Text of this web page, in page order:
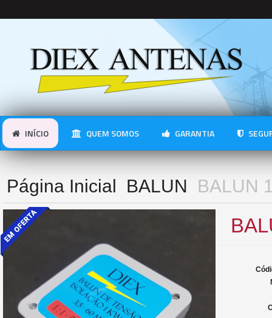
INÍCIO QUEM SOMOS GARANTIA
Página Inicial BALUN BALUN